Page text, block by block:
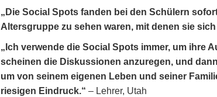
„Die Social Spots fanden bei den Schülern
Altersgruppe zu sehen waren, mit denen sie
„Ich verwende die Social Spots immer, um ihre
scheinen die Diskussionen anzuregen, und
um von seinem eigenen Leben und seiner
riesigen Eindruck.“ – Lehrer, Utah